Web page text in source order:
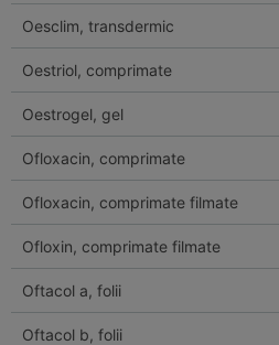
Oesclim, transdermic
Oestriol, comprimate
Oestrogel, gel
Ofloxacin, comprimate
Ofloxacin, comprimate filmate
Ofloxin, comprimate filmate
Oftacol a, folii
Oftacol b, folii